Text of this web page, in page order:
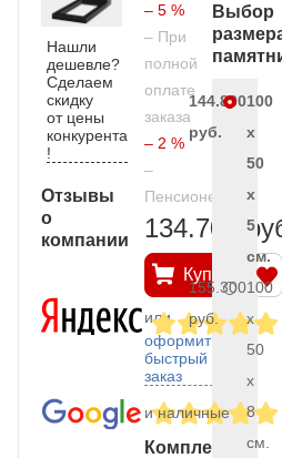
Нашли
дешевле?
Сделаем
скидку
от цены
конкурента
!
Отзывы
о
компании
– 5 %
– При
полной
оплате
заказа
– 2 %
–
Пенсионерам
134.700
Купить
или
оформить
быстрый
заказ
и наличные
Комплект
Выбор
144.800
руб.
100
x
50
x
5
см.
155.300
руб.
100
x
50
x
8
см.